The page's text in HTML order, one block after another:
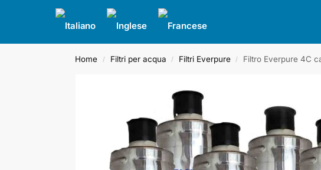
Home / Filtri per acqua / Filtri Everpure / Filtro Everpure 4C